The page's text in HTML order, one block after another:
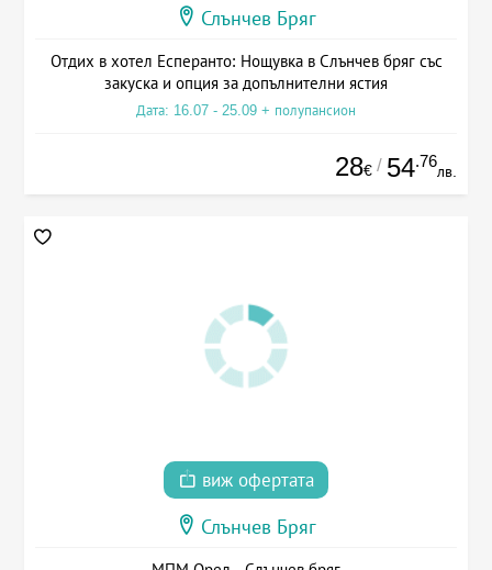
Слънчев Бряг
Отдих в хотел Есперанто: Нощувка в Слънчев бряг със
закуска и опция за допълнителни ястия
Дата: 16.07 - 25.09 + полупансион
28€ / 54.76
лв.
виж офертата
Слънчев Бряг